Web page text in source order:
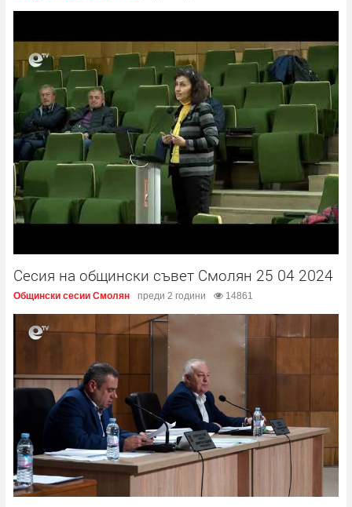
Сесия на общински съвет Смолян 25 04 2024
Общински сесии Смолян преди 2 години 14861